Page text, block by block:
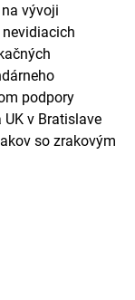
vývoji
podpory
v Bratislave
so zrakovým